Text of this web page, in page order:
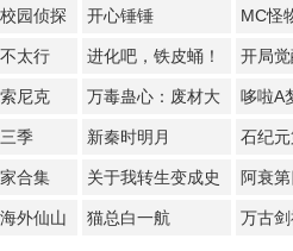
园侦探
开心锤锤 MC怪
太行 进化吧，铁皮蛹！
开局
物皆透
尼克
万毒蛊心：废材大
小姐杀疯了
哆啦A
季 新秦时明月 石纪
合集
​关于我转生变成史
莱姆这档事第一季
阿衰
外仙山
猫总白一航 万古剑